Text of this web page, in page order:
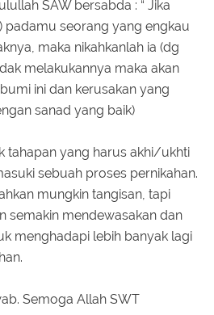
SAW bersabda : “ Jika
padamu seorang yang engkau
maka nikahkanlah ia (dg
melakukannya maka akan
ini dan kerusakan yang
sanad yang baik)
tahapan yang harus akhi/ukhti
sebuah proses pernikahan.
mungkin tangisan, tapi
semakin mendewasakan dan
menghadapi lebih banyak lagi
Semoga Allah SWT